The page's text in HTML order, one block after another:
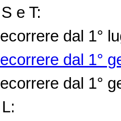
e T:
dal 1°
dal 1°
dal 1°